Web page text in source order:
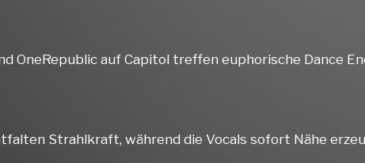
OneRepublic auf Capitol treffen euphorische Dance
Strahlkraft, während die Vocals sofort Nähe